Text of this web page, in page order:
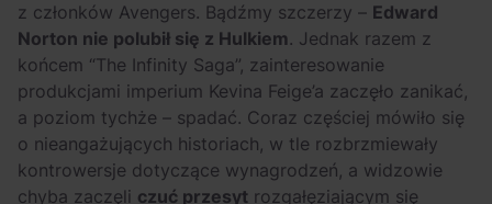
z członków Avengers. Bądźmy szczerzy – Edward
Norton nie polubił się z Hulkiem. Jednak razem z
końcem “The Infinity Saga”, zainteresowanie
produkcjami imperium Kevina Feige’a zaczęło zanikać,
a poziom tychże – spadać. Coraz częściej mówiło się
o nieangażujących historiach, w tle rozbrzmiewały
kontrowersje dotyczące wynagrodzeń, a widzowie
chyba zaczęli czuć przesyt rozgałęziającym się